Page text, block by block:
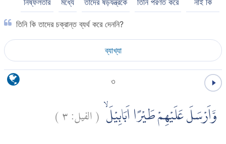
তিনি কি তাদের চক্রান্ত ব্যর্থ করে দেননি?
ব্যাখ্যা
৩
وَّاَرْسَلَ عَلَيْهِمْ طَيْرًا اَبَابِيْلَۙ (الفيل:٣)